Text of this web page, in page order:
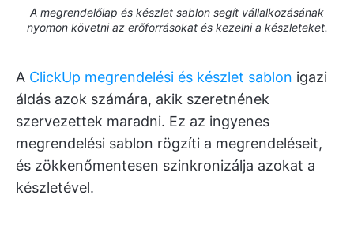
A megrendelőlap és készlet sablon segít vállalkozásának
nyomon követni az erőforrásokat és kezelni a készleteket.
A ClickUp megrendelési és készlet sablon igazi
áldás azok számára, akik szeretnének
szervezettek maradni. Ez az ingyenes
megrendelési sablon rögzíti a megrendeléseit,
és zökkenőmentesen szinkronizálja azokat a
készletével.